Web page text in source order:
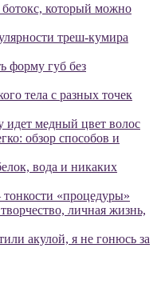
который можно
треш-кумира
форму губ без
тела с разных точек
идет медный цвет волос
обзор способов и
вода и никаких
«процедуры»
личная жизнь,
акулой, я не гонюсь за